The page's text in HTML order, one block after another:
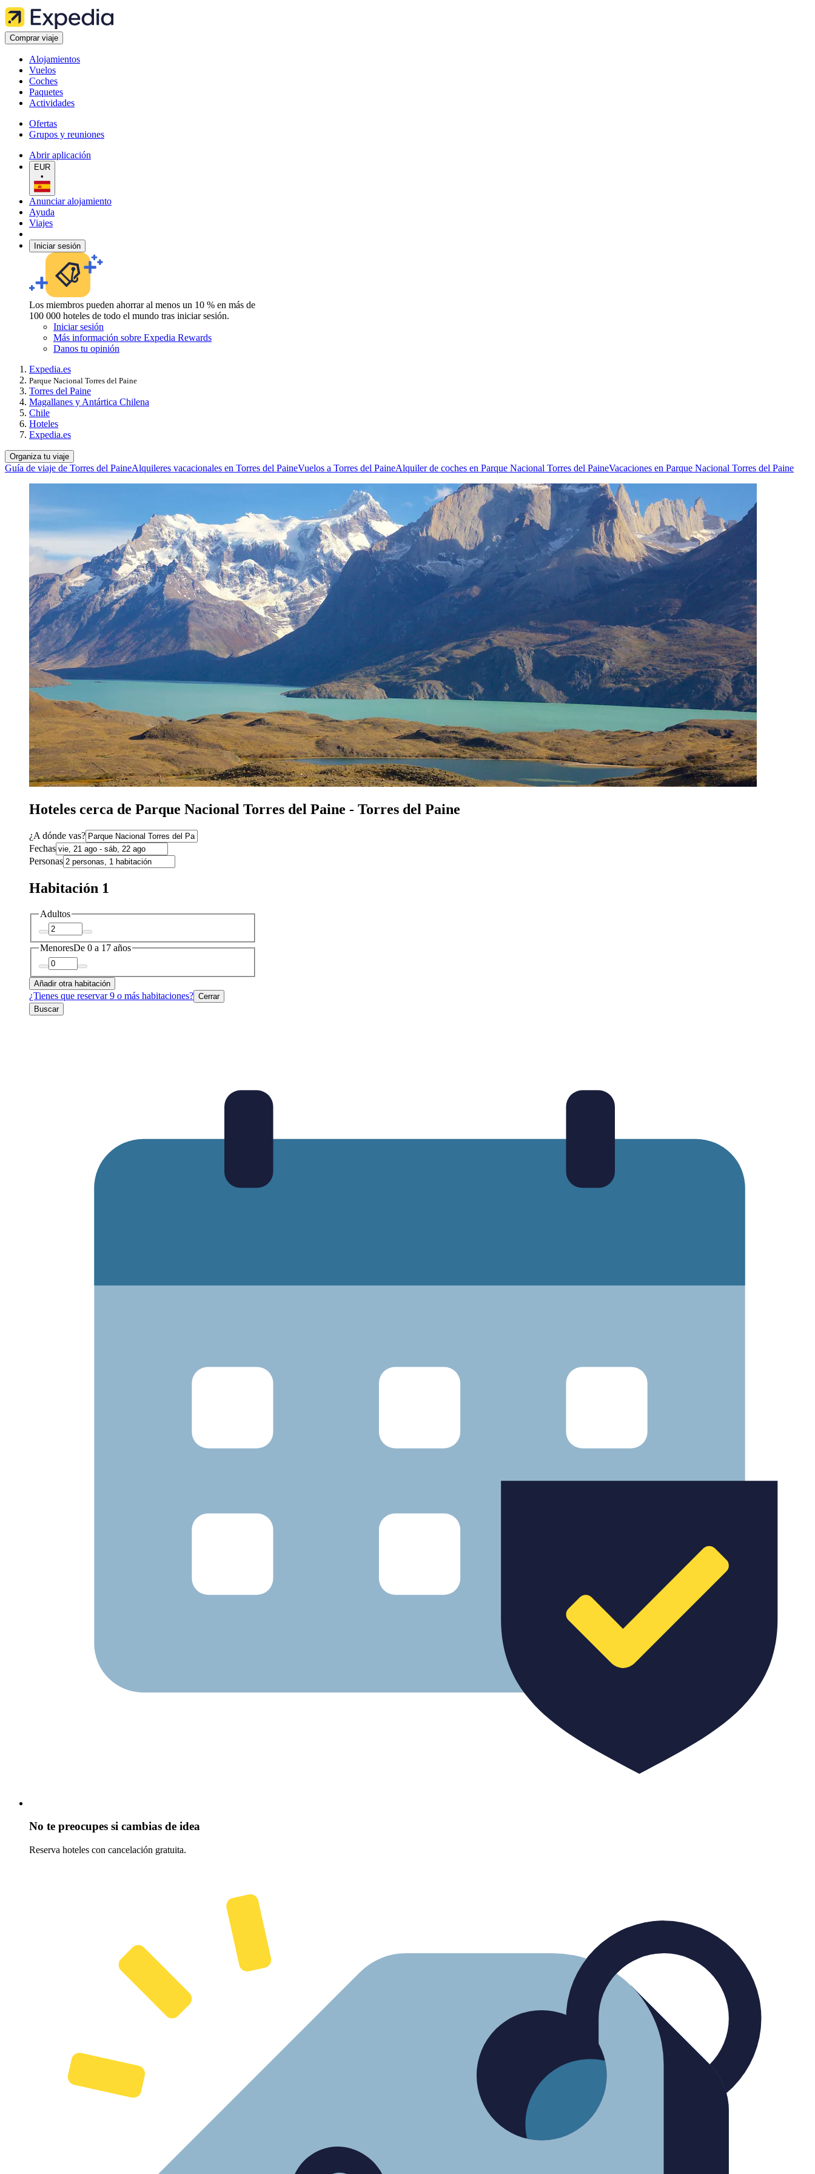
Comprar viaje
Alojamientos
Vuelos
Coches
Paquetes
Actividades
Ofertas
Grupos y reuniones
Abrir aplicación
EUR
•
Anunciar alojamiento
Ayuda
Viajes
Iniciar sesión
Los miembros pueden ahorrar al menos un 10 % en más de
100 000 hoteles de todo el mundo tras iniciar sesión.
Iniciar sesión
Más información sobre Expedia Rewards
Danos tu opinión
Expedia.es
Parque Nacional Torres del Paine
Torres del Paine
Magallanes y Antártica Chilena
Chile
Hoteles
Expedia.es
Organiza tu viaje
Guía de viaje de Torres del PaineAlquileres vacacionales en Torres del PaineVuelos a Torres del PaineAlquiler de coches en Parque Nacional Torres del PaineVacaciones en Parque Nacional Torres del Paine
Hoteles cerca de Parque Nacional Torres del Paine - Torres del Paine
¿A dónde vas?
Fechas
Personas
Habitación 1
Adultos
MenoresDe 0 a 17 años
Añadir otra habitación
¿Tienes que reservar 9 o más habitaciones? Cerrar
Buscar
No te preocupes si cambias de idea
Reserva hoteles con cancelación gratuita.